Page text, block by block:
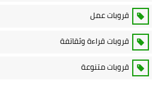
قروبات عمل
قروبات قراءة وثقاتفة
قروبات متنوعة